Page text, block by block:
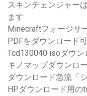
スキンチェンジャー
ます
Minecraftフォージサ
PDFをダウンロード
Tcd130040 isoダウン
キノマップダウンロ
ダウンロード急流「
HPダウンロード用の